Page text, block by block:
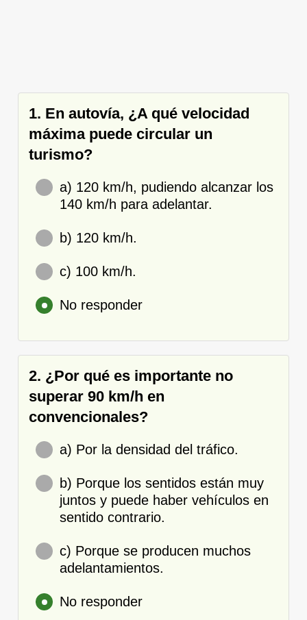
1. En autovía, ¿A qué velocidad
máxima puede circular un
turismo?
a) 120 km/h, pudiendo alcanzar los
140 km/h para adelantar.
b) 120 km/h.
c) 100 km/h.
No responder
2. ¿Por qué es importante no
superar 90 km/h en
convencionales?
a) Por la densidad del tráfico.
b) Porque los sentidos están muy
juntos y puede haber vehículos en
sentido contrario.
c) Porque se producen muchos
adelantamientos.
No responder